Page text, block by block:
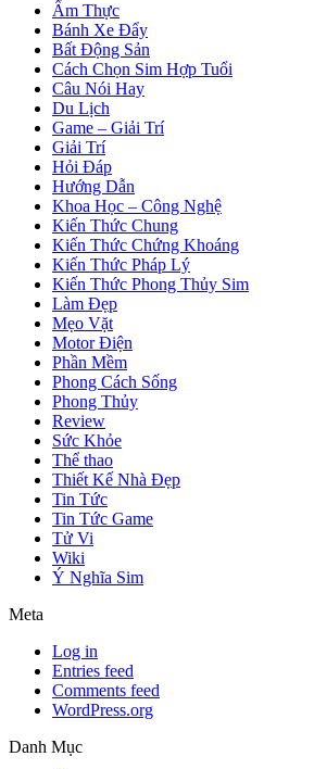
Ẩm Thực
Bánh Xe Đẩy
Bất Động Sản
Cách Chọn Sim Hợp Tuổi
Câu Nói Hay
Du Lịch
Game – Giải Trí
Giải Trí
Hỏi Đáp
Hướng Dẫn
Khoa Học – Công Nghệ
Kiến Thức Chung
Kiến Thức Chứng Khoáng
Kiến Thức Pháp Lý
Kiến Thức Phong Thủy Sim
Làm Đẹp
Mẹo Vặt
Motor Điện
Phần Mềm
Phong Cách Sống
Phong Thủy
Review
Sức Khỏe
Thể thao
Thiết Kế Nhà Đẹp
Tin Tức
Tin Tức Game
Tử Vi
Wiki
Ý Nghĩa Sim
Meta
Log in
Entries feed
Comments feed
WordPress.org
Danh Mục